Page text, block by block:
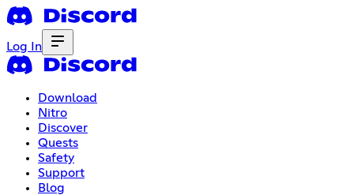
Log In
Download
Nitro
Discover
Quests
Safety
Support
Blog